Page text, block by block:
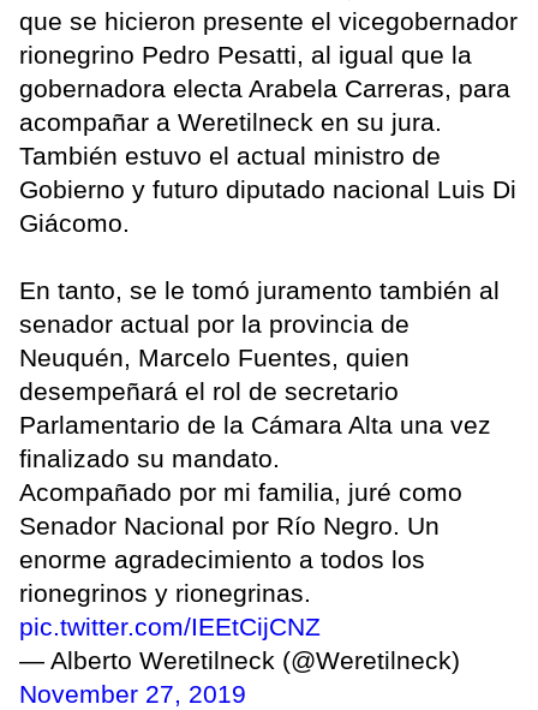
que se hicieron presente el vicegobernador
rionegrino Pedro Pesatti, al igual que la
gobernadora electa Arabela Carreras, para
acompañar a Weretilneck en su jura.
También estuvo el actual ministro de
Gobierno y futuro diputado nacional Luis Di
Giácomo.
En tanto, se le tomó juramento también al
senador actual por la provincia de
Neuquén, Marcelo Fuentes, quien
desempeñará el rol de secretario
Parlamentario de la Cámara Alta una vez
finalizado su mandato.
Acompañado por mi familia, juré como
Senador Nacional por Río Negro. Un
enorme agradecimiento a todos los
rionegrinos y rionegrinas.
pic.twitter.com/IEEtCijCNZ
— Alberto Weretilneck (@Weretilneck)
November 27, 2019